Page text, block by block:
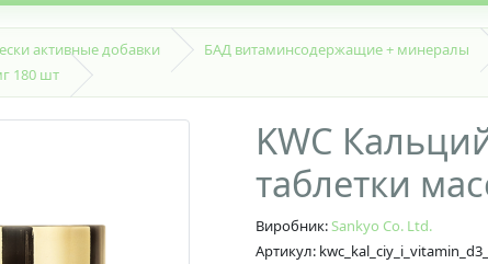
активные добавки
БАД витаминсодержащие + минералы
180 шт
KWC
таблетки
Виробник: Sankyo Co. Ltd.
Артикул: